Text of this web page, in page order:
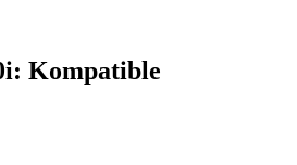
Kompatible